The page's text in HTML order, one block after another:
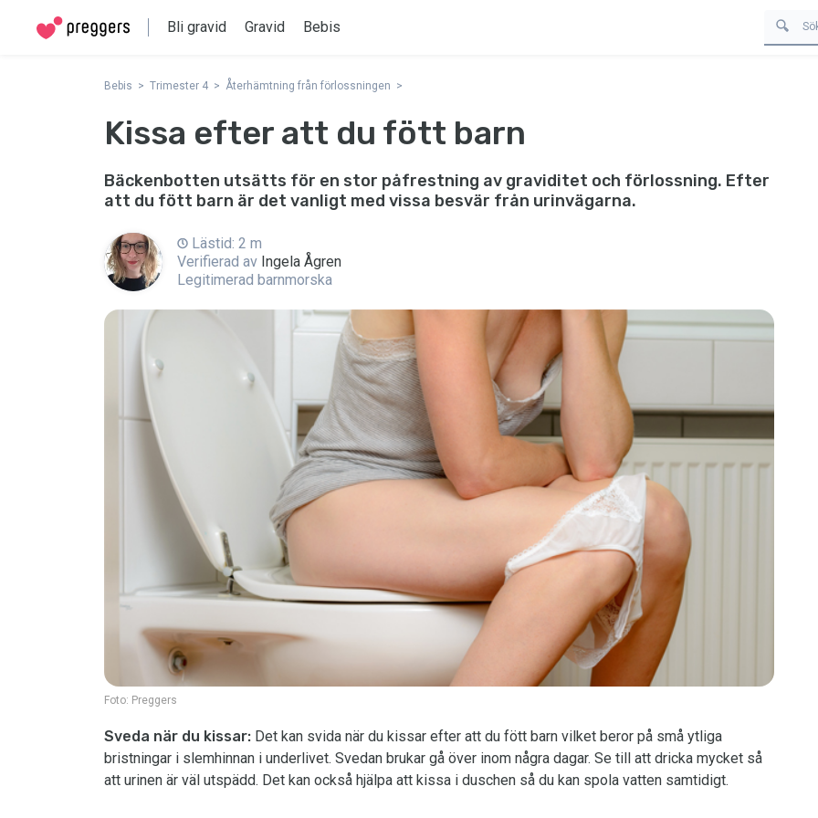
Bli gravid Gravid Bebis
Bebis Trimester 4 Återhämtning från förlossningen
Kissa efter att du fött barn
Bäckenbotten utsätts för en stor påfrestning av graviditet och förlossning. Efter
att du fött barn är det vanligt med vissa besvär från urinvägarna.
Lästid: 2 m
Verifierad av Ingela Ågren
Legitimerad barnmorska
Foto: Preggers
Sveda när du kissar: Det kan svida när du kissar efter att du fött barn vilket beror på små ytliga
bristningar i slemhinnan i underlivet. Svedan brukar gå över inom några dagar. Se till att dricka mycket så
att urinen är väl utspädd. Det kan också hjälpa att kissa i duschen så du kan spola vatten samtidigt.